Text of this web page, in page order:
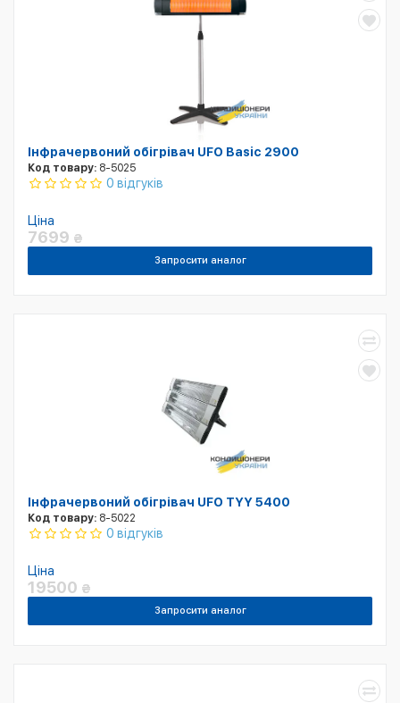
Інфрачервоний обігрівач UFO Basic 2900
Код товару: 8-5025
0 відгуків
Ціна
7699 ₴
Запросити аналог
Інфрачервоний обігрівач UFO TYY 5400
Код товару: 8-5022
0 відгуків
Ціна
19500 ₴
Запросити аналог